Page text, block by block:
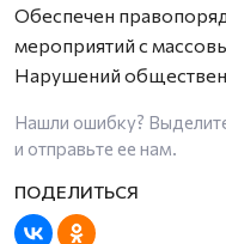
Обеспечен
мероприятий с
Нарушений
Нашли ошибку?
и отправьте ее нам.